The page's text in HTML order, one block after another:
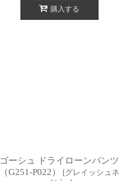
購入する
ゴーシュ ドライローンパンツ
（G251-P022）
[グレイッシュネ